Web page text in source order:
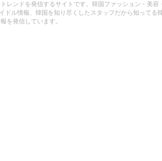
レンドを発信するサイトです。韓国ファッション・美
ドル情報、韓国を知り尽くしたスタッフだから知ってる
を発信しています。